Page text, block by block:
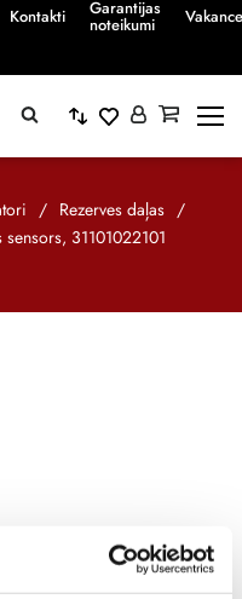
Kontakti Garantijas
noteikumi
/ Rezerves daļas /
sensors, 31101022101